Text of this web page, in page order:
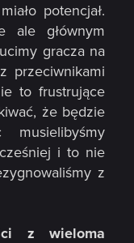
potencjał.
ale głównym
gracza na
przeciwnikami
to frustrujące
że będzie
i to nie
z
z wieloma